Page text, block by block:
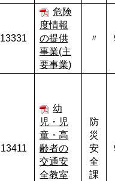
13331
危険
度情報
の提供
事業(主
要事業)
〃
13411
幼
児・児
童・高
齢者の
交通安
全教室
防
災
安
全
課